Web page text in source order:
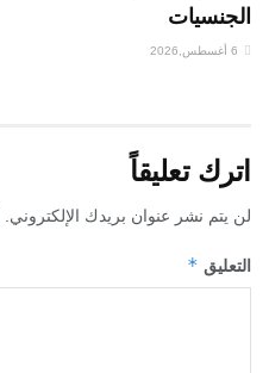
الجنسيات
اترك تعليقاً
لن يتم نشر عنوان بريدك الإلكتروني.
التعليق *